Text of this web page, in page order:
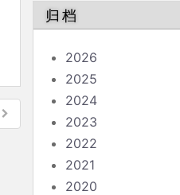
归档
2026
2025
2024
2023
2022
2021
2020